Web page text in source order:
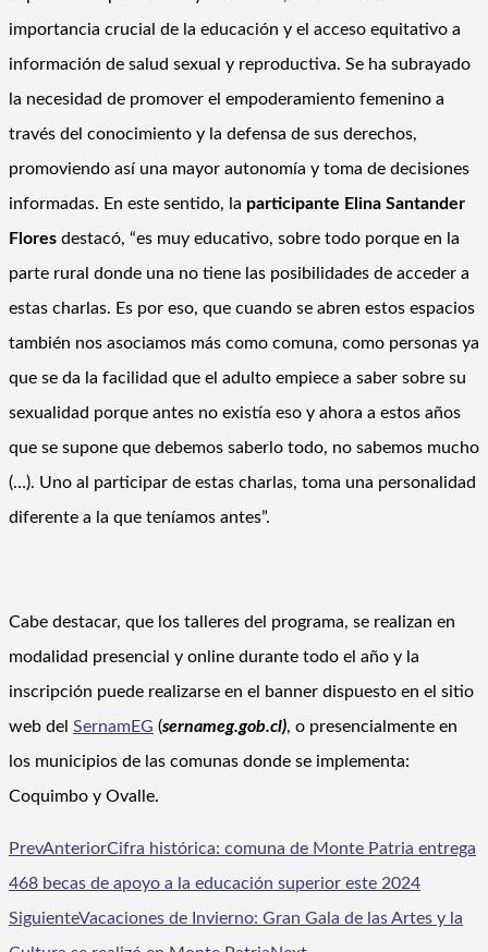
importancia crucial de la educación y el acceso equitativo a
información de salud sexual y reproductiva. Se ha subrayado
la necesidad de promover el empoderamiento femenino a
través del conocimiento y la defensa de sus derechos,
promoviendo así una mayor autonomía y toma de decisiones
informadas. En este sentido, la participante Elina Santander
Flores destacó, “es muy educativo, sobre todo porque en la
parte rural donde una no tiene las posibilidades de acceder a
estas charlas. Es por eso, que cuando se abren estos espacios
también nos asociamos más como comuna, como personas ya
que se da la facilidad que el adulto empiece a saber sobre su
sexualidad porque antes no existía eso y ahora a estos años
que se supone que debemos saberlo todo, no sabemos mucho
(…). Uno al participar de estas charlas, toma una personalidad
diferente a la que teníamos antes”.
Cabe destacar, que los talleres del programa, se realizan en
modalidad presencial y online durante todo el año y la
inscripción puede realizarse en el banner dispuesto en el sitio
web del SernamEG (sernameg.gob.cl), o presencialmente en
los municipios de las comunas donde se implementa:
Coquimbo y Ovalle.
PrevAnteriorCifra histórica: comuna de Monte Patria entrega
468 becas de apoyo a la educación superior este 2024
SiguienteVacaciones de Invierno: Gran Gala de las Artes y la